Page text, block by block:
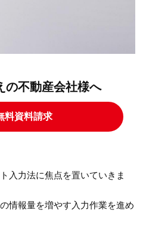
の不動産会社様へ
料資料請求
入力法に焦点を置いていきま
情報量を増やす入力作業を進め